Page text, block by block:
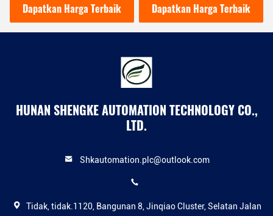
Input Module Dengan 1
Dapatkan Harga Terbaik
Controller Teknologi
canggih
Dapatkan Harga Terbaik
HUNAN SHENGKE AUTOMATION TECHNOLOGY CO.,
LTD.
Shkautomation.plc@outlook.com
Tidak, tidak.1120, Bangunan 8, Jinqiao Cluster, Selatan Jalan